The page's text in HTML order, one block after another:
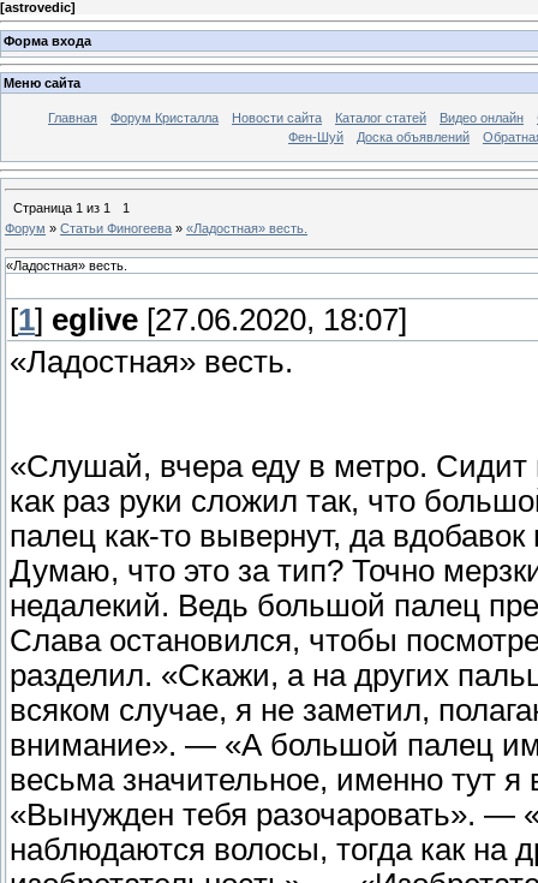
[astrovedic]
Форма входа
Меню сайта
Главная Форум Кристалла Новости сайта Каталог статей Видео онлайн
Фен-Шуй
Доска объявлений
Страница 1 из 1
1
Форум » Статьи Финогеева » «Ладостная» весть.
«Ладостная» весть.
[1] eglive [27.06.2020, 18:07]
«Ладостная» весть.
«Слушай, вчера еду в метро.
как раз руки сложил так, что
палец как-то вывернут, да
Думаю, что это за тип? Точно
недалекий. Ведь большой палец
Слава остановился, чтобы
разделил. «Скажи, а на других
всяком случае, я не заметил,
внимание». — «А большой палец
весьма значительное, именно тут
«Вынужден тебя разочаровать».
наблюдаются волосы, тогда как на